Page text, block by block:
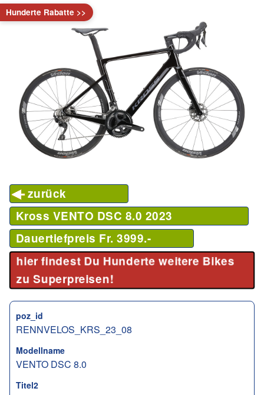
Hunderte Rabatte >>
zurück
Kross VENTO DSC 8.0 2023
Dauertiefpreis Fr. 3999.-
hier findest Du Hunderte weitere Bikes
zu Superpreisen!
poz_id
RENNVELOS_KRS_23_08
Modellname
VENTO DSC 8.0
Titel2